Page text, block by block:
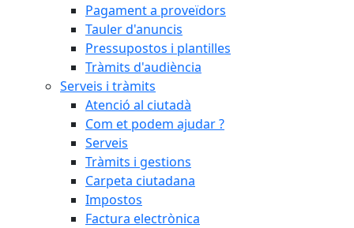
Pagament a proveïdors
Tauler d'anuncis
Pressupostos i plantilles
Tràmits d'audiència
Serveis i tràmits
Atenció al ciutadà
Com et podem ajudar ?
Serveis
Tràmits i gestions
Carpeta ciutadana
Impostos
Factura electrònica